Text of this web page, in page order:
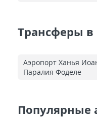
Трансферы
Аэропорт Ханья
Паралия Фоделе
Популярные